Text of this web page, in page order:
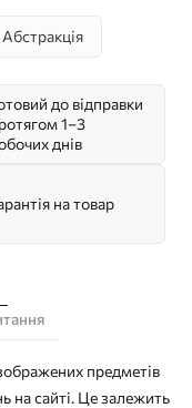
Абстракція
до відправки
1–3
днів
на товар
предметів
на сайті. Це залежить